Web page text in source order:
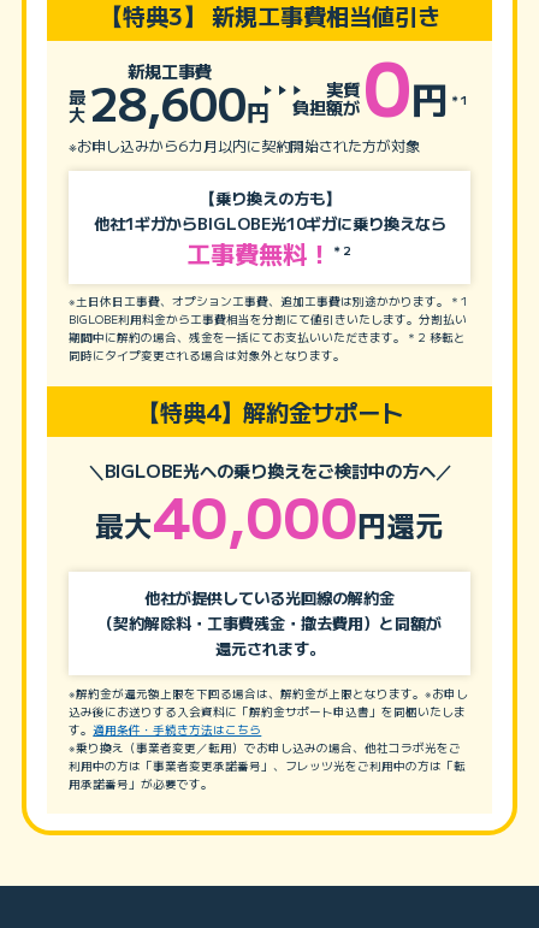
【特典3】 新規工事費相当値引き
新規工事費
最
大 28,600円
実質
負担額が 0円 ＊1
※お申し込みから6カ月以内に契約開始された方が対象
【乗り換えの方も】
他社1ギガからBIGLOBE光10ギガに乗り換えなら
工事費無料！ ＊2
※土日休日工事費、オプション工事費、追加工事費は別途かかります。＊1
BIGLOBE利用料金から工事費相当を分割にて値引きいたします。分割払い
期間中に解約の場合、残金を一括にてお支払いいただきます。＊2 移転と
同時にタイプ変更される場合は対象外となります。
【特典4】解約金サポート
＼BIGLOBE光への乗り換えをご検討中の方へ／
最大40,000円還元
他社が提供している光回線の解約金
（契約解除料・工事費残金・撤去費用）と同額が
還元されます。
※解約金が還元額上限を下回る場合は、解約金が上限となります。※お申し
込み後にお送りする入会資料に「解約金サポート申込書」を同梱いたしま
す。適用条件・手続き方法はこちら
※乗り換え（事業者変更／転用）でお申し込みの場合、他社コラボ光をご
利用中の方は「事業者変更承諾番号」、フレッツ光をご利用中の方は「転
用承諾番号」が必要です。